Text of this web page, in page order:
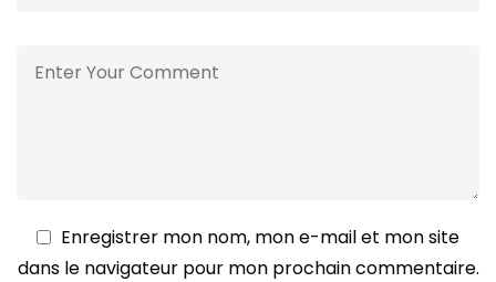
Enregistrer mon nom, mon e-mail et mon site
dans le navigateur pour mon prochain commentaire.